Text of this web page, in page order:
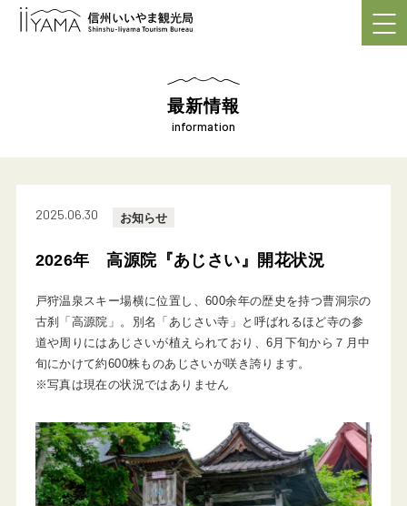
最新情報
information
2025.06.30 お知らせ
2026年 高源院『あじさい』開花状況
戸狩温泉スキー場横に位置し、600余年の歴史を持つ曹洞宗の
古刹「高源院」。別名「あじさい寺」と呼ばれるほど寺の参
道や周りにはあじさいが植えられており、6月下旬から７月中
旬にかけて約600株ものあじさいが咲き誇ります。
※写真は現在の状況ではありません